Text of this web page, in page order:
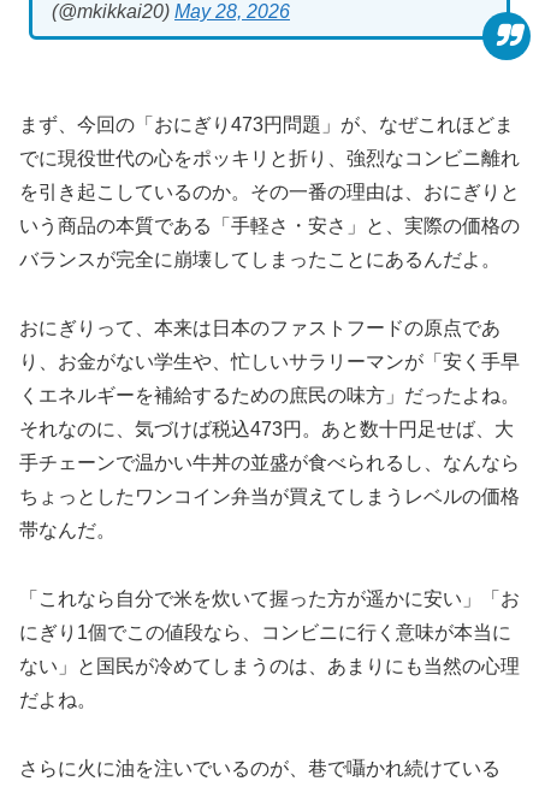
(@mkikkai20) May 28, 2026
まず、今回の「おにぎり473円問題」が、なぜこれほどま
でに現役世代の心をポッキリと折り、強烈なコンビニ離れ
を引き起こしているのか。その一番の理由は、おにぎりと
いう商品の本質である「手軽さ・安さ」と、実際の価格の
バランスが完全に崩壊してしまったことにあるんだよ。
おにぎりって、本来は日本のファストフードの原点であ
り、お金がない学生や、忙しいサラリーマンが「安く手早
くエネルギーを補給するための庶民の味方」だったよね。
それなのに、気づけば税込473円。あと数十円足せば、大
手チェーンで温かい牛丼の並盛が食べられるし、なんなら
ちょっとしたワンコイン弁当が買えてしまうレベルの価格
帯なんだ。
「これなら自分で米を炊いて握った方が遥かに安い」「お
にぎり1個でこの値段なら、コンビニに行く意味が本当に
ない」と国民が冷めてしまうのは、あまりにも当然の心理
だよね。
さらに火に油を注いでいるのが、巷で囁かれ続けている